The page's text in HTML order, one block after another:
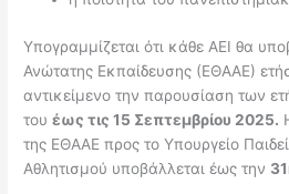
Υπογραμμίζεται ότι κάθε ΑΕΙ θα
Ανώτατης Εκπαίδευσης (ΕΘΑΑΕ)
αντικείμενο την παρουσίαση των
τουέως τις 15 Σεπτεμβρίου 2025.
της ΕΘΑΑΕ προς το Υπουργείο
Αθλητισμού υποβάλλεται έως την